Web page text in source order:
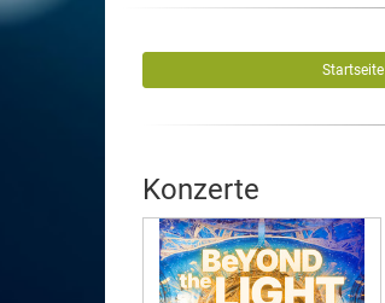
Startseite
Konzerte